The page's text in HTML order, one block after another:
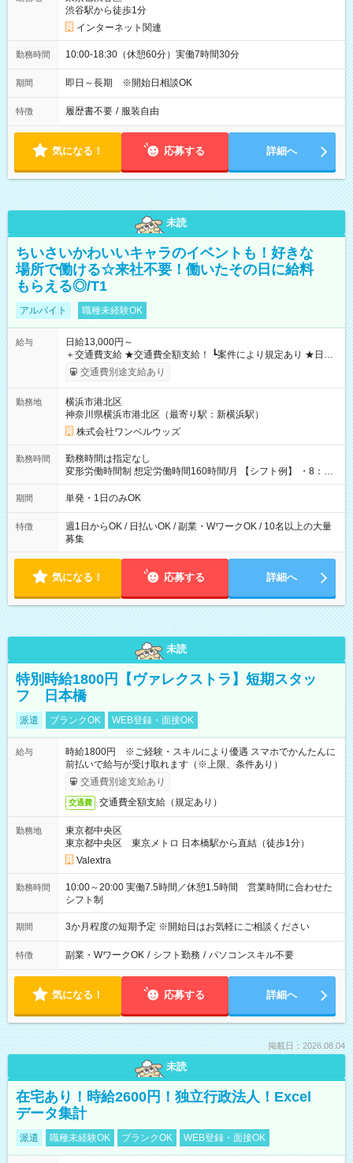
渋谷駅から徒歩1分
インターネット関連
勤務時間 10:00-18:30（休憩60分）実働7時間30分
期間 即日～長期 ※開始日相談OK
特徴 履歴書不要 / 服装自由
気になる！ 応募する 詳細へ
未読
ちいさいかわいいキャラのイベントも！好きな
場所で働ける☆来社不要！働いたその日に給料
もらえる◎/T1
アルバイト 職種未経験OK
給与
日給13,000円～
＋交通費支給 ★交通費全額支給！ ┗案件により規定あり ★日払
いOK！（規定あり） ┗働いたその日に現金GET♪ お仕事後はコ
ンビニATMから 日払い分を引き落とせます！ 【試用期間】試
交通費別途支給あり
勤務地
横浜市港北区
神奈川県横浜市港北区（最寄り駅：新横浜駅）
株式会社ワンベルウッズ
勤務時間
勤務時間は指定なし
変形労働時間制 想定労働時間160時間/月 【シフト例】 ・8：00
～21：00
期間 単発・1日のみOK
特徴
週1日からOK / 日払いOK / 副業・WワークOK / 10名以上の大量
募集
気になる！ 応募する 詳細へ
未読
特別時給1800円【ヴァレクストラ】短期スタッ
フ 日本橋
派遣 ブランクOK WEB登録・面接OK
給与
時給1800円 ※ご経験・スキルにより優遇 スマホでかんたんに
前払いで給与が受け取れます（※上限、条件あり）
交通費別途支給あり
交通費 交通費全額支給（規定あり）
勤務地
東京都中央区
東京都中央区 東京メトロ 日本橋駅から直結（徒歩1分）
Valextra
勤務時間
10:00～20:00 実働7.5時間／休憩1.5時間 営業時間に合わせた
シフト制
期間 3か月程度の短期予定 ※開始日はお気軽にご相談ください
特徴 副業・WワークOK / シフト勤務 / パソコンスキル不要
気になる！ 応募する 詳細へ
掲載日：2026.08.04
未読
在宅あり！時給2600円！独立行政法人！Excel
データ集計
派遣 職種未経験OK ブランクOK WEB登録・面接OK